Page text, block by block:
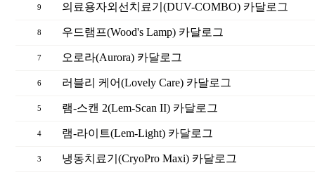
9 의료용자외선치료기(DUV-COMBO) 카달로그
8 우드램프(Wood's Lamp) 카달로그
7 오로라(Aurora) 카달로그
6 러블리 케어(Lovely Care) 카달로그
5 램-스캔 2(Lem-Scan II) 카달로그
4 램-라이트(Lem-Light) 카달로그
3 냉동치료기(CryoPro Maxi) 카달로그